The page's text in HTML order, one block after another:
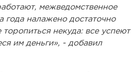
межведомственное
года налажено достаточно
некуда: все успеют
им деньги», - добавил